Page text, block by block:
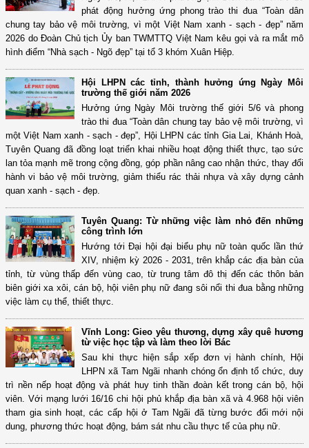
phát động hưởng ứng phong trào thi đua “Toàn dân
chung tay bảo vệ môi trường, vì một Việt Nam xanh - sạch - đẹp” năm
2026 do Đoàn Chủ tịch Ủy ban TWMTTQ Việt Nam kêu gọi và ra mắt mô
hình điểm “Nhà sạch - Ngõ đẹp” tại tổ 3 khóm Xuân Hiệp.
Hội LHPN các tỉnh, thành hưởng ứng Ngày Môi
trường thế giới năm 2026
Hưởng ứng Ngày Môi trường thế giới 5/6 và phong
trào thi đua “Toàn dân chung tay bảo vệ môi trường, vì
một Việt Nam xanh - sạch - đẹp”, Hội LHPN các tỉnh Gia Lai, Khánh Hoà,
Tuyên Quang đã đồng loạt triển khai nhiều hoạt động thiết thực, tạo sức
lan tỏa mạnh mẽ trong cộng đồng, góp phần nâng cao nhận thức, thay đổi
hành vi bảo vệ môi trường, giảm thiểu rác thải nhựa và xây dựng cảnh
quan xanh - sạch - đẹp.
Tuyên Quang: Từ những việc làm nhỏ đến những
công trình lớn
Hướng tới Đại hội đại biểu phụ nữ toàn quốc lần thứ
XIV, nhiệm kỳ 2026 - 2031, trên khắp các địa bàn của
tỉnh, từ vùng thấp đến vùng cao, từ trung tâm đô thị đến các thôn bản
biên giới xa xôi, cán bộ, hội viên phụ nữ đang sôi nổi thi đua bằng những
việc làm cụ thể, thiết thực.
Vĩnh Long: Gieo yêu thương, dựng xây quê hương
từ việc học tập và làm theo lời Bác
Sau khi thực hiện sắp xếp đơn vị hành chính, Hội
LHPN xã Tam Ngãi nhanh chóng ổn định tổ chức, duy
trì nền nếp hoạt động và phát huy tinh thần đoàn kết trong cán bộ, hội
viên. Với mạng lưới 16/16 chi hội phủ khắp địa bàn xã và 4.968 hội viên
tham gia sinh hoạt, các cấp hội ở Tam Ngãi đã từng bước đổi mới nội
dung, phương thức hoạt động, bám sát nhu cầu thực tế của phụ nữ.